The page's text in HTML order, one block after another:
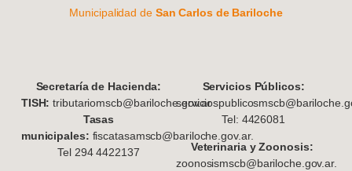
Municipalidad deSan Carlos de Bariloche
Secretaría de Hacienda:
TISH: tributariomscb@bariloche.gov.ar
Tasas
municipales: fiscatasamscb@bariloche.gov.ar.
Tel 294 4422137
Servicios Públicos:
Tel: 4426081
Veterinaria y Zoonosis:
zoonosismscb@bariloche.gov.ar.